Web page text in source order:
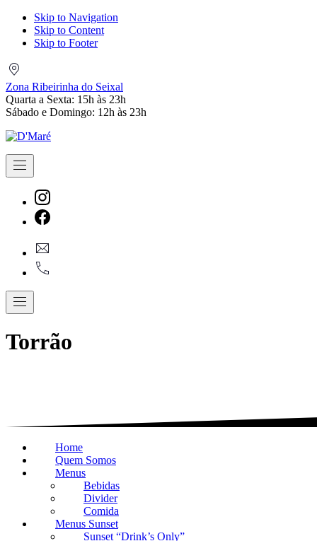
Skip to Navigation
Skip to Content
Skip to Footer
do
Seixal
Zona Ribeirinha do Seixal
Quarta a Sexta: 15h às 23h
Sábado e Domingo: 12h às 23h
Navigation
New
Window
Window
Navigation
Torrão
Home
Quem Somos
Menus
Bebidas
Divider
Comida
Menus Sunset
Sunset “Drink’s Only”